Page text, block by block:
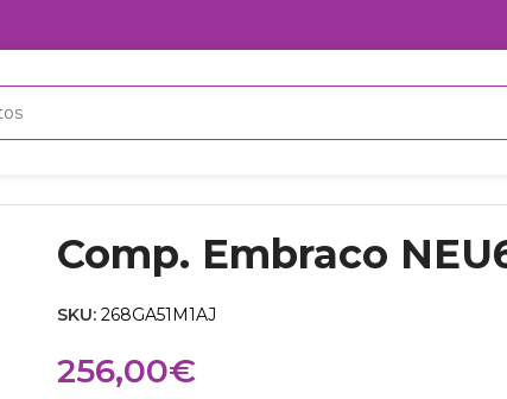
Comp. Embraco
SKU: 268GA51M1AJ
256,00€